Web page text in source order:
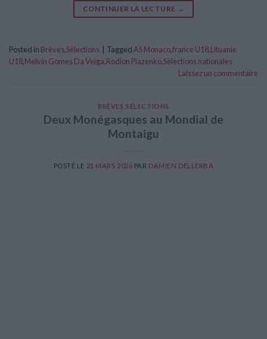
CONTINUER LA LECTURE →
Posted in Brèves,Sélections TaggedAS Monaco,france U18,Lituanie
U18,Melvin Gomes Da Veiga,Rodion Piazenko,Sélections nationales
Laissez un commentaire
BRÈVES ,SÉLECTIONS
Deux Monégasques au Mondial de
Montaigu
POSTÉ LE 21 MARS 2026 PAR DAMIEN DELLERBA